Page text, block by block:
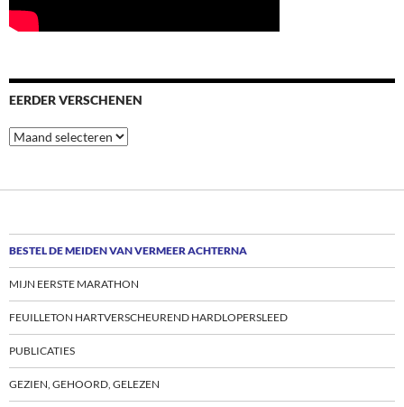
EERDER VERSCHENEN
Eerder
verschenen
BESTEL DE MEIDEN VAN VERMEER ACHTERNA
MIJN EERSTE MARATHON
FEUILLETON HARTVERSCHEUREND HARDLOPERSLEED
PUBLICATIES
GEZIEN, GEHOORD, GELEZEN